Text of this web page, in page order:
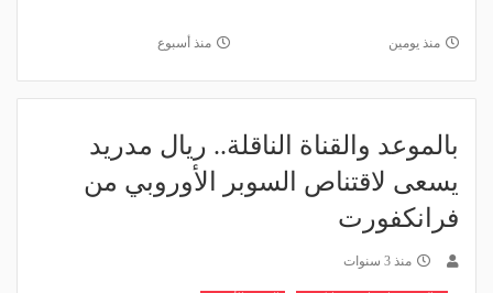
منذ يومين منذ أسبوع
بالموعد والقناة الناقلة.. ريال مدريد
يسعى لاقتناص السوبر الأوروبي من
فرانكفورت
منذ 3 سنوات